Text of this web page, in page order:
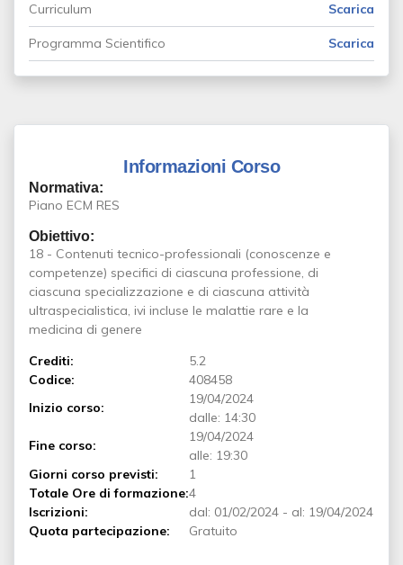
Curriculum Scarica
Programma Scientifico Scarica
Informazioni Corso
Normativa:
Piano ECM RES
Obiettivo:
18 - Contenuti tecnico-professionali (conoscenze e
competenze) specifici di ciascuna professione, di
ciascuna specializzazione e di ciascuna attività
ultraspecialistica, ivi incluse le malattie rare e la
medicina di genere
Crediti:
5.2
Codice:
408458
Inizio corso:
19/04/2024
dalle: 14:30
Fine corso:
19/04/2024
alle: 19:30
Giorni corso previsti:
1
Totale Ore di formazione:4
Iscrizioni:
dal: 01/02/2024 - al: 19/04/2024
Quota partecipazione:
Gratuito